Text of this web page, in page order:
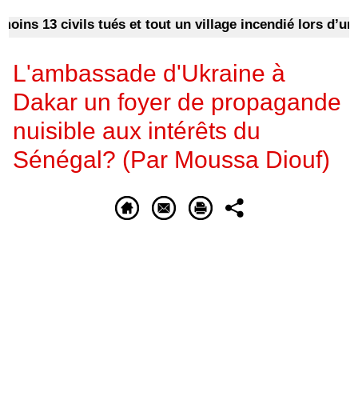
13 civils tués et tout un village incendié lors d’une
L'ambassade d'Ukraine à
Dakar un foyer de propagande
nuisible aux intérêts du
Sénégal? (Par Moussa Diouf)